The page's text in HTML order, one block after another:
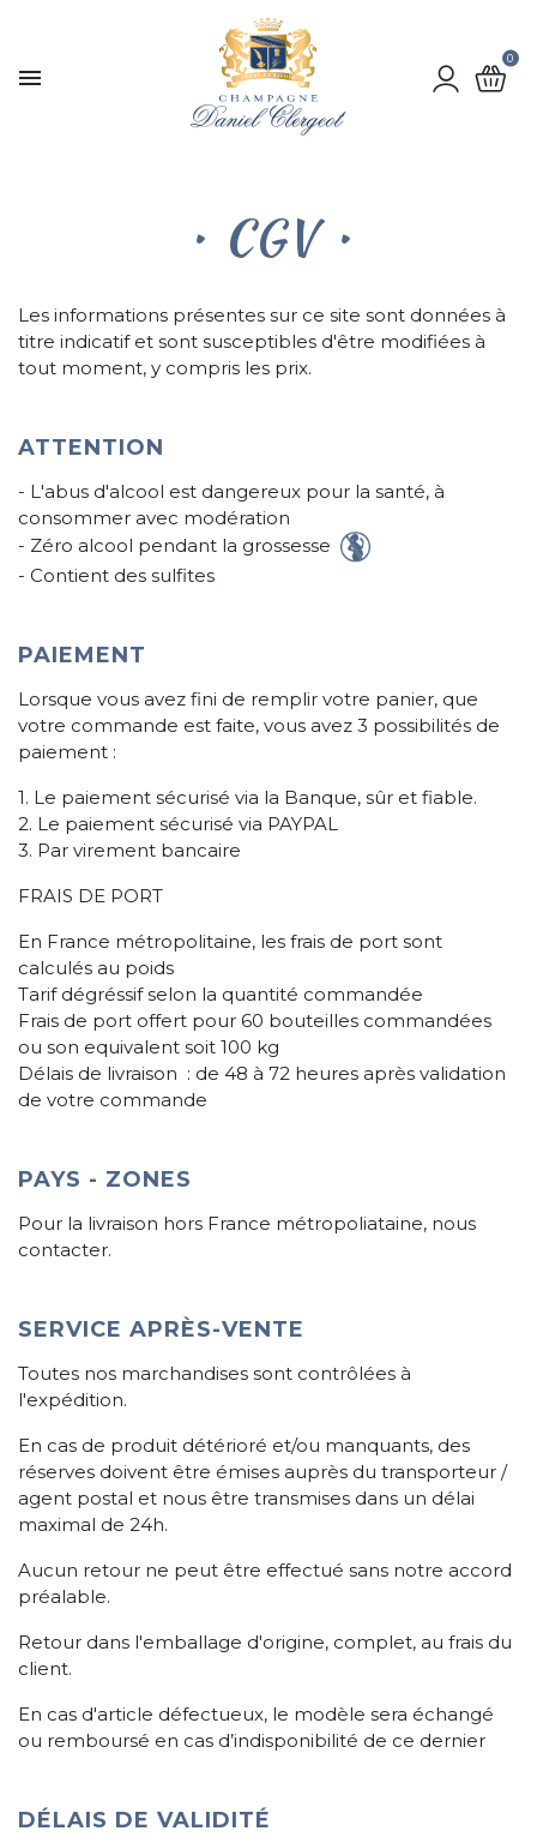

0
CGV
Les informations présentes sur ce site sont données à
titre indicatif et sont susceptibles d'être modifiées à
tout moment, y compris les prix.
ATTENTION
- L'abus d'alcool est dangereux pour la santé, à
consommer avec modération
- Zéro alcool pendant la grossesse
- Contient des sulfites
PAIEMENT
Lorsque vous avez fini de remplir votre panier, que
votre commande est faite, vous avez 3 possibilités de
paiement :
1. Le paiement sécurisé via la Banque, sûr et fiable.
2. Le paiement sécurisé via PAYPAL
3. Par virement bancaire
FRAIS DE PORT
En France métropolitaine, les frais de port sont
calculés au poids
Tarif dégréssif selon la quantité commandée
Frais de port offert pour 60 bouteilles commandées
ou son equivalent soit 100 kg
Délais de livraison : de 48 à 72 heures après validation
de votre commande
PAYS - ZONES
Pour la livraison hors France métropoliataine, nous
contacter.
SERVICE APRÈS-VENTE
Toutes nos marchandises sont contrôlées à
l'expédition.
En cas de produit détérioré et/ou manquants, des
réserves doivent être émises auprès du transporteur /
agent postal et nous être transmises dans un délai
maximal de 24h.
Aucun retour ne peut être effectué sans notre accord
préalable.
Retour dans l'emballage d'origine, complet, au frais du
client.
En cas d'article défectueux, le modèle sera échangé
ou remboursé en cas d’indisponibilité de ce dernier
DÉLAIS DE VALIDITÉ